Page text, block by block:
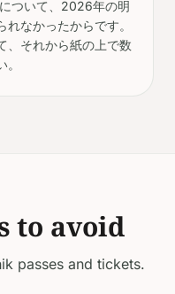
ついて、2026年の明
なかったからです。
、それから紙の上で数
to avoid
passes and tickets.